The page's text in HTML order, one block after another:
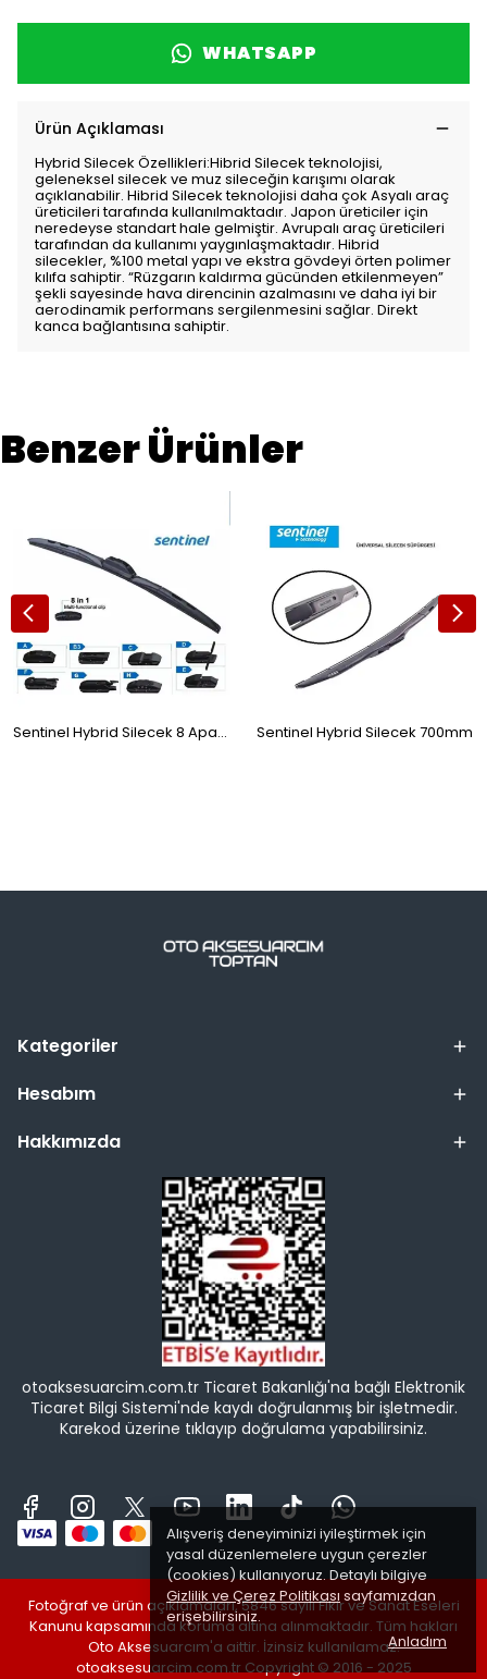
Alışveriş deneyiminizi iyileştirmek için
yasal düzenlemelere uygun çerezler
(cookies) kullanıyoruz. Detaylı bilgiye
Gizlilik ve Çerez Politikası sayfamızdan
erişebilirsiniz.
Anladım
WHATSAPP
Ürün Açıklaması
Hybrid Silecek Özellikleri:Hibrid Silecek teknolojisi,
geleneksel silecek ve muz sileceğin karışımı olarak
açıklanabilir. Hibrid Silecek teknolojisi daha çok Asyalı araç
üreticileri tarafında kullanılmaktadır. Japon üreticiler için
neredeyse standart hale gelmiştir. Avrupalı araç üreticileri
tarafından da kullanımı yaygınlaşmaktadır. Hibrid
silecekler, %100 metal yapı ve ekstra gövdeyi örten polimer
kılıfa sahiptir. “Rüzgarın kaldırma gücünden etkilenmeyen”
şekli sayesinde hava direncinin azalmasını ve daha iyi bir
aerodinamik performans sergilenmesini sağlar. Direkt
kanca bağlantısına sahiptir.
Benzer Ürünler
Sentinel Hybrid Silecek 8 Aparatlı 410mm Sentinel Hybrid Silecek 700mm
Kategoriler
Hesabım
Hakkımızda
otoaksesuarcim.com.tr Ticaret Bakanlığı'na bağlı Elektronik
Ticaret Bilgi Sistemi'nde kaydı doğrulanmış bir işletmedir.
Karekod üzerine tıklayıp doğrulama yapabilirsiniz.
Fotoğraf ve ürün açıklamaları, 5846 sayılı Fikir ve Sanat Eseleri
Kanunu kapsamında koruma altına alınmaktadır. Tüm hakları
Oto Aksesuarcım'a aittir. İzinsiz kullanılamaz.
otoaksesuarcim.com.tr Copyright © 2016 - 2025